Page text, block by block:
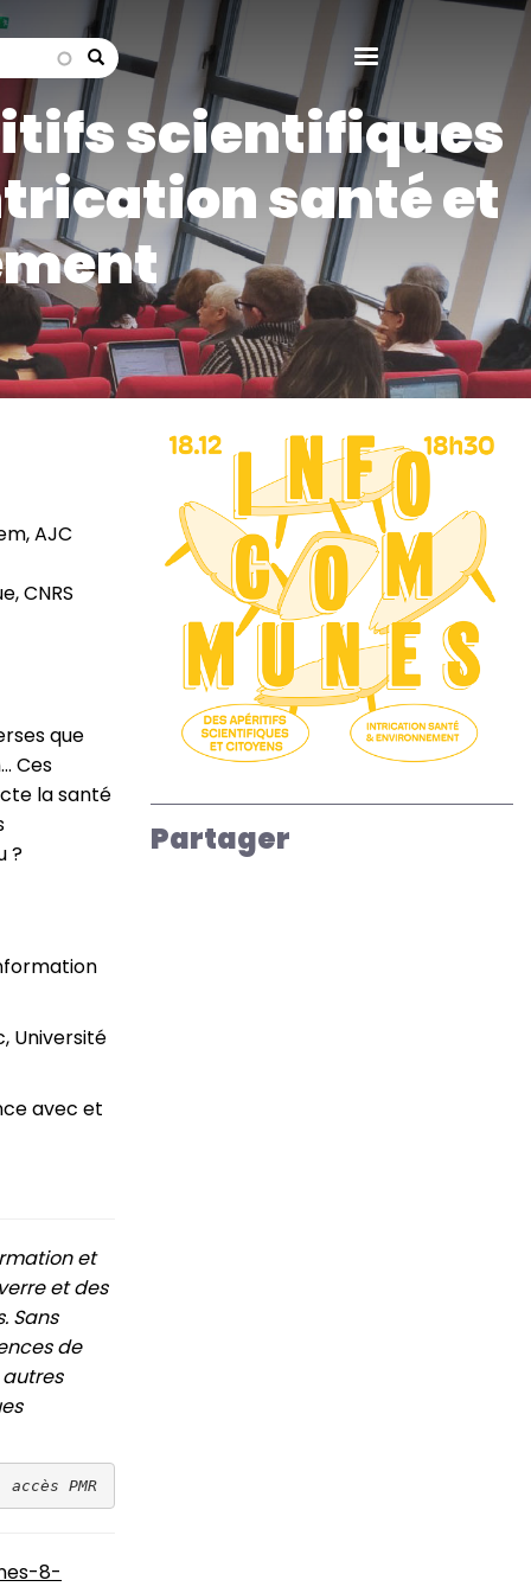
search
scientifiques
santé et
AJC
CNRS
que
Ces
la santé
?
Université
avec et
et
et des
Sans
de
PMR
8-
Partager